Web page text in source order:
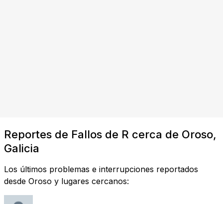
Reportes de Fallos de R cerca de Oroso,
Galicia
Los últimos problemas e interrupciones reportados
desde Oroso y lugares cercanos: